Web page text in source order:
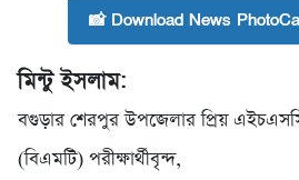
📸 Download News
মিন্টু ইসলাম:
বগুড়ার শেরপুর উপজেলার প্রিয়
(বিএমটি) পরীক্ষার্থীবৃন্দ,